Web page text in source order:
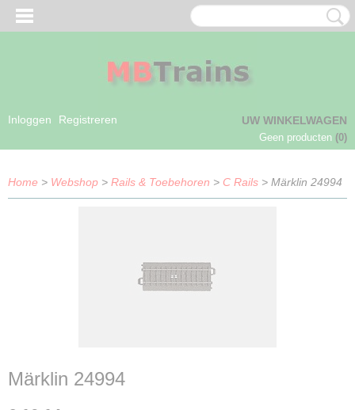
Inloggen Registreren UW WINKELWAGEN
Geen producten (0)
Home > Webshop > Rails & Toebehoren > C Rails > Märklin 24994
Märklin 24994